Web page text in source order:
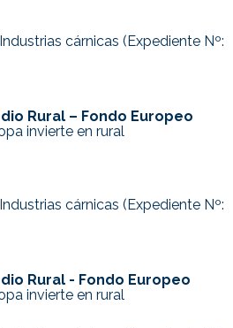
cárnicas (Expediente Nº:
Rural – Fondo Europeo
invierte en rural
cárnicas (Expediente Nº:
Rural - Fondo Europeo
invierte en rural